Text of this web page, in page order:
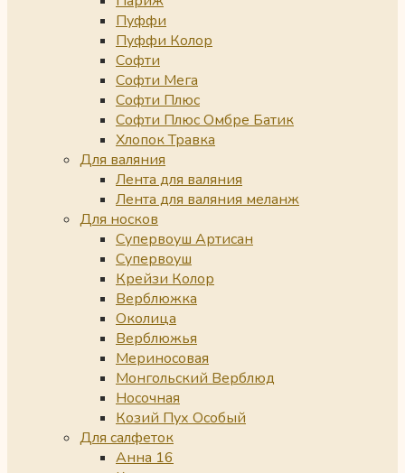
Пуффи
Пуффи Колор
Софти
Софти Мега
Софти Плюс
Софти Плюс Омбре Батик
Хлопок Травка
Для валяния
Лента для валяния
Лента для валяния меланж
Для носков
Супервоуш Артисан
Супервоуш
Крейзи Колор
Верблюжка
Околица
Верблюжья
Мериносовая
Монгольский Верблюд
Носочная
Козий Пух Особый
Для салфеток
Анна 16